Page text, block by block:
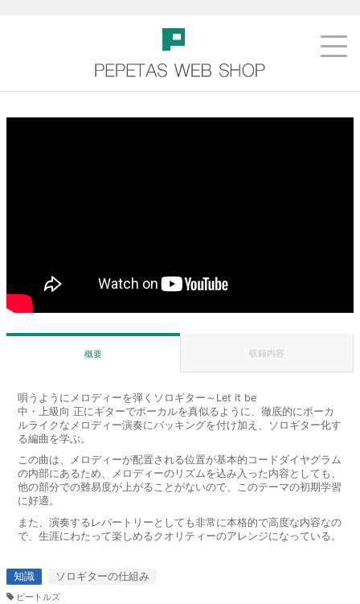
概要 収録内容
唄うようにメロディーを弾くソロギター～Let it be
中・上級向 正にギターでボーカルを真似るように、徹底的にボーカ
ルライクなメロディー演奏にバッキングを付け加え、ソロギター化す
る編曲を学ぶ。
この曲は、メロディーが配置される位置が基本的コードダイヤグラム
の内部にあるため、メロディーのリズムを込み入った内容としても、
他の部分での難易度が上がることがないので、このテーマの初期学習
に好適。
また、演奏するレパートリーとしても非常に本格的で高度な内容なの
で、生涯にわたって楽しめるクオリティーのアレンジになっている。
知識 ソロギターの仕組み
ビートルズ